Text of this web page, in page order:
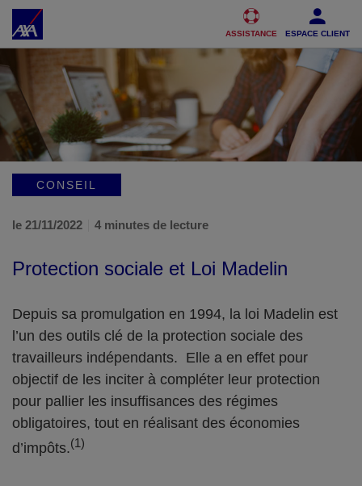
Accéder au Contenu Accéder au Pied de page
ASSISTANCE ESPACE CLIENT
CONSEIL
le 21/11/2022 4 minutes de lecture
Protection sociale et Loi Madelin
Depuis sa promulgation en 1994, la loi Madelin est
l’un des outils clé de la protection sociale des
travailleurs indépendants. Elle a en effet pour
objectif de les inciter à compléter leur protection
pour pallier les insuffisances des régimes
obligatoires, tout en réalisant des économies
d’impôts.(1)